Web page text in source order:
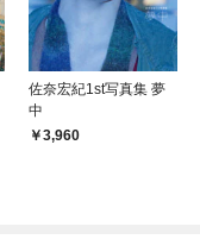
佐奈宏紀1st写真集 夢
中
3,960